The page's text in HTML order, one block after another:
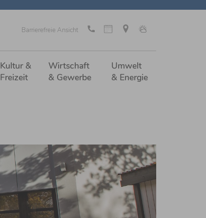
Barrierefreie Ansicht
Kultur &
Freizeit
Wirtschaft
& Gewerbe
Umwelt
& Energie